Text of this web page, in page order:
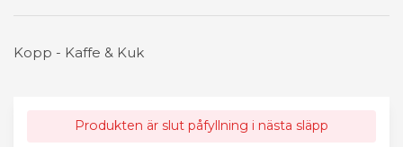
Kopp - Kaffe & Kuk
Produkten är slut påfyllning i nästa släpp